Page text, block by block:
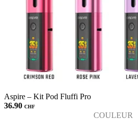
Aspire – Kit Pod Fluffi Pro
36.90 CHF
COULEUR